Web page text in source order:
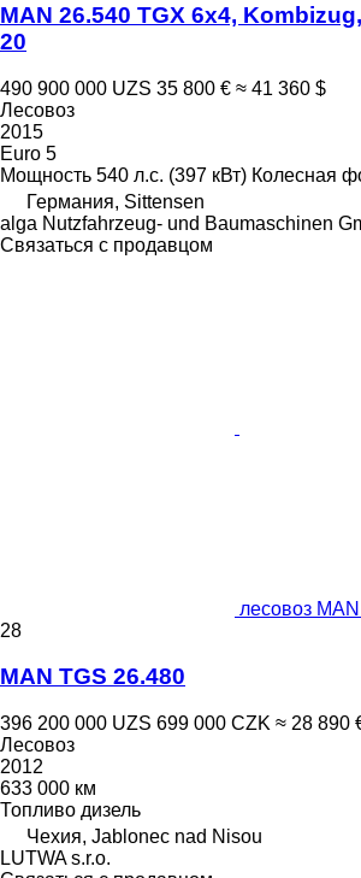
MAN 26.540 TGX 6x4,
20
490 900 000 UZS 35 800 € ≈ 41 360 $
Лесовоз
2015
Euro 5
Мощность 540 л.с. (397 кВт) Колесная
Германия, Sittensen
alga Nutzfahrzeug- und Baumaschinen
Связаться с продавцом
лесовоз
28
MAN TGS 26.480
396 200 000 UZS 699 000 CZK ≈ 28 890
Лесовоз
2012
633 000 км
Топливо дизель
Чехия, Jablonec nad Nisou
LUTWA s.r.o.